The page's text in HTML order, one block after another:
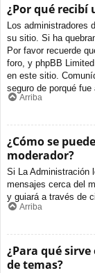
¿Por qué recibí
Los administradores
su sitio. Si ha
Por favor recuerde
foro, y phpBB
en este sitio.
seguro de porqué fue
Arriba
¿Cómo se
moderador?
Si La Administración
mensajes cerca del
y guiará a través de
Arriba
¿Para qué
de temas?